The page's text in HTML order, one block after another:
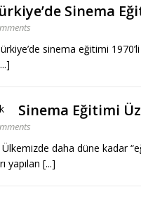
Sinema
sinema eğitimi
Sinema Eğitimi
daha düne kadar
yapılan [...]